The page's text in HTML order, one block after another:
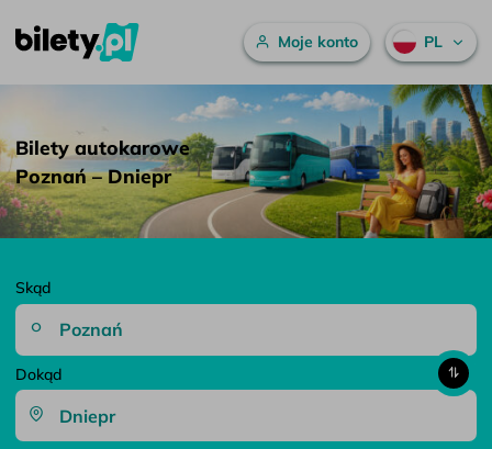
Przejdź do treści
Bilety autokarowe Poznań – Dniepr – bilety.pl
Menu główne
Moje konto PL
Bilety autokarowe
Poznań – Dniepr
Skąd
Dokąd